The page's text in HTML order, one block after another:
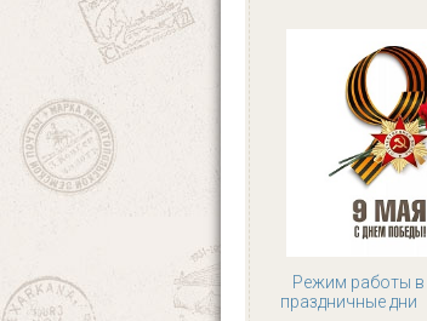
Режим работы в
праздничные дни